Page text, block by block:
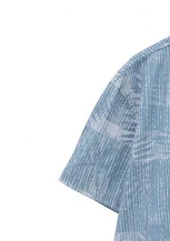
■生産国：ベトナム
■2025春夏モデル
■メーカー型番：
0388824845,
0388824913,